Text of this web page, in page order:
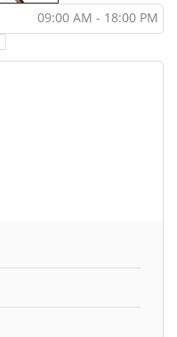
09:00 AM - 18:00 PM